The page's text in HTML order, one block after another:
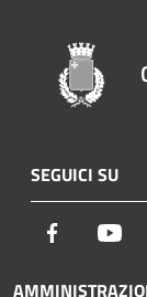
SEGUICI SU
Facebook